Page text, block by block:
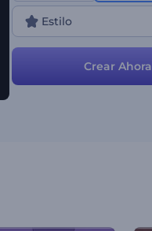
Estilo
Crear Ahora